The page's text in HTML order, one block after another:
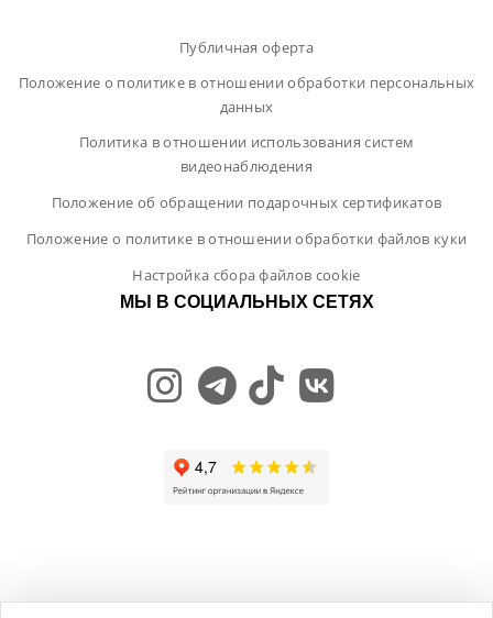
Публичная оферта
Положение о политике в отношении обработки персональных
данных
Политика в отношении использования систем
видеонаблюдения
Положение об обращении подарочных сертификатов
Положение о политике в отношении обработки файлов куки
Настройка сбора файлов cookie
МЫ В СОЦИАЛЬНЫХ СЕТЯХ